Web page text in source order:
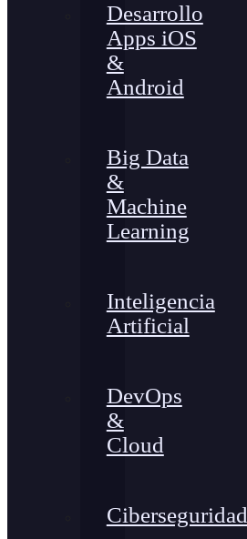
Desarrollo
Apps iOS
&
Android
Big Data
&
Machine
Learning
Inteligencia
Artificial
DevOps
&
Cloud
Ciberseguridad